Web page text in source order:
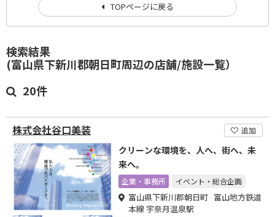
検索結果
(富山県下新川郡朝日町周辺の店舗/施設一覧）
20件
株式会社谷口美装 追加
クリーンな環境を、人へ、街へ、未
来へ。
企業・事務所 イベント・総合企画
富山県下新川郡朝日町 富山地方鉄道
本線 宇奈月温泉駅
TOPページに戻る